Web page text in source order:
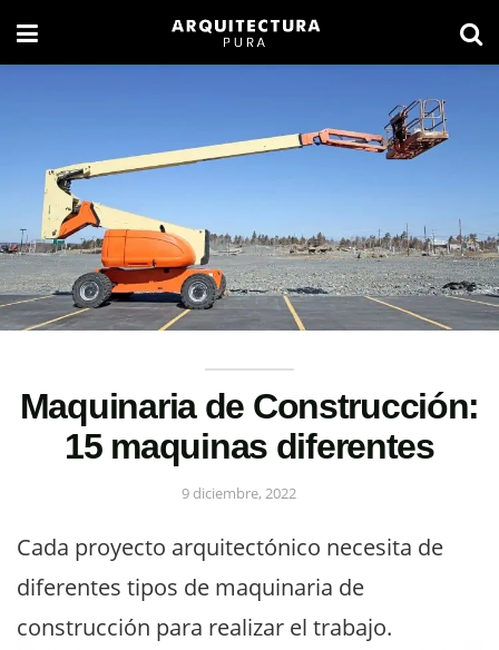
Maquinaria de Construcción:
15 maquinas diferentes
9 diciembre, 2022
Cada proyecto arquitectónico necesita de
diferentes tipos de maquinaria de
construcción para realizar el trabajo.